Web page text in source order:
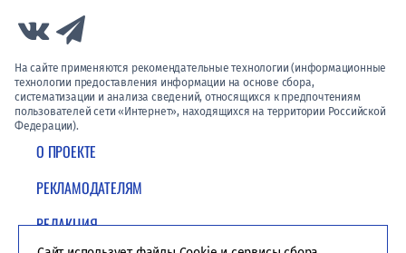
О ПРОЕКТЕ
РЕКЛАМОДАТЕЛЯМ
РЕДАКЦИЯ
Link to Vk
На сайте применяются рекомендательные технологии (информационные
технологии предоставления информации на основе сбора,
систематизации и анализа сведений, относящихся к предпочтениям
пользователей сети «Интернет», находящихся на территории Российской
Федерации).